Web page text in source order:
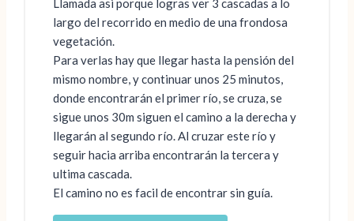
Llamada asi porque logras ver 3 cascadas a lo
largo del recorrido en medio de una frondosa
vegetación.
Para verlas hay que llegar hasta la pensión del
mismo nombre, y continuar unos 25 minutos,
donde encontrarán el primer río, se cruza, se
sigue unos 30m siguen el camino a la derecha y
llegarán al segundo río. Al cruzar este río y
seguir hacia arriba encontrarán la tercera y
ultima cascada.
El camino no es facil de encontrar sin guía.